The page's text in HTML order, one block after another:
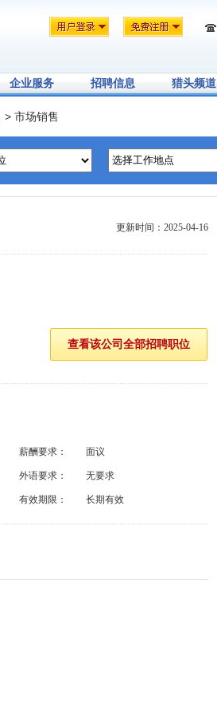
企业服务 招聘信息 猎头频道
> 市场销售
更新时间：2025-04-16
薪酬要求： 面议
外语要求： 无要求
有效期限： 长期有效